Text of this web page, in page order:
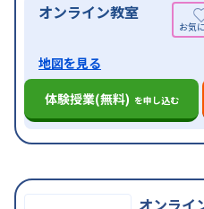
オンライン教室
地図を見る
体験授業(無料) を申し込む